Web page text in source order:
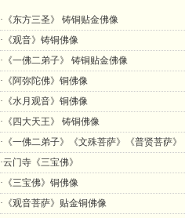
·《东方三圣》 铸铜贴金佛像
·《观音》铸铜佛像
·《一佛二弟子》 铸铜贴金佛像
·《阿弥陀佛》铜佛像
·《水月观音》铜佛像
·《四大天王》 铸铜佛像
·《一佛二弟子》《文殊菩萨》《普贤菩萨》
·云门寺《三宝佛》
·《三宝佛》铜佛像
·《观音菩萨》贴金铜佛像